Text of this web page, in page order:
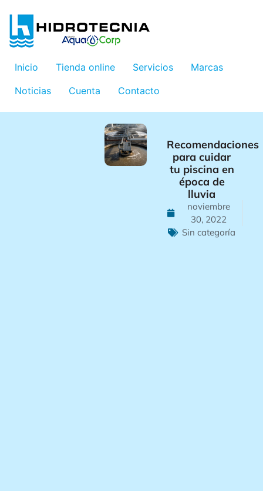
Inicio Tienda online Servicios
Marcas
Noticias
Cuenta Contacto
Recomendaciones
para cuidar
tu piscina en
época de
lluvia
noviembre
30, 2022
Sin categoría